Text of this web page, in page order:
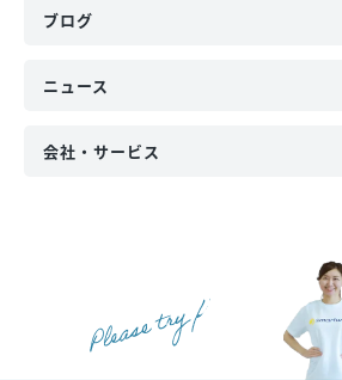
ブログ
ニュース
会社・サービス